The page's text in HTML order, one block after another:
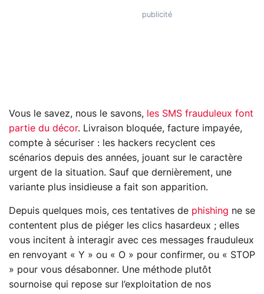
Vous le savez, nous le savons, les SMS frauduleux font
partie du décor. Livraison bloquée, facture impayée,
compte à sécuriser : les hackers recyclent ces
scénarios depuis des années, jouant sur le caractère
urgent de la situation. Sauf que dernièrement, une
variante plus insidieuse a fait son apparition.
Depuis quelques mois, ces tentatives de phishing ne se
contentent plus de piéger les clics hasardeux ; elles
vous incitent à interagir avec ces messages frauduleux
en renvoyant « Y » ou « O » pour confirmer, ou « STOP
» pour vous désabonner. Une méthode plutôt
sournoise qui repose sur l’exploitation de nos